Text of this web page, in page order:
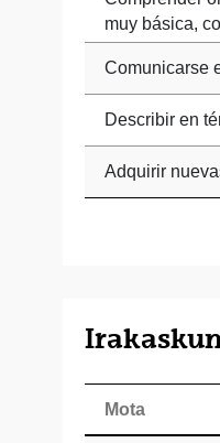
muy básica,
Comunicarse
Describir en
Adquirir
Mota